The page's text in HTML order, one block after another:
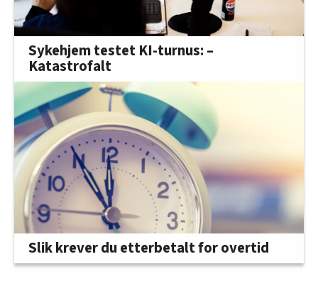
Sykehjem testet KI-turnus: –
Katastrofalt
Slik krever du etterbetalt for overtid